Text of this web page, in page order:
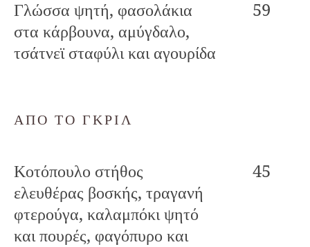
Γλώσσα ψητή, φασολάκια
στα κάρβουνα, αμύγδαλο,
τσάτνεϊ σταφύλι και αγουρίδα
59
ΑΠΟ ΤΟ ΓΚΡΙΛ
Κοτόπουλο στήθος
ελευθέρας βοσκής, τραγανή
φτερούγα, καλαμπόκι ψητό
και πουρές, φαγόπυρο και
45